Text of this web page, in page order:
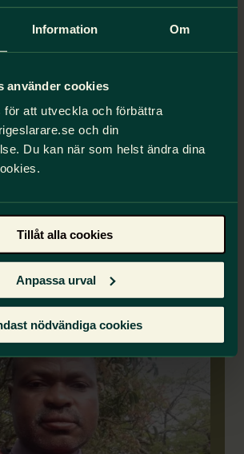
Information Om
använder cookies
för att utveckla och förbättra
och din
Du kan när som helst ändra dina
Tillåt alla cookies
Anpassa urval
nödvändiga cookies
för professionell
All India Primary Teachers’
och sekreterare i ett